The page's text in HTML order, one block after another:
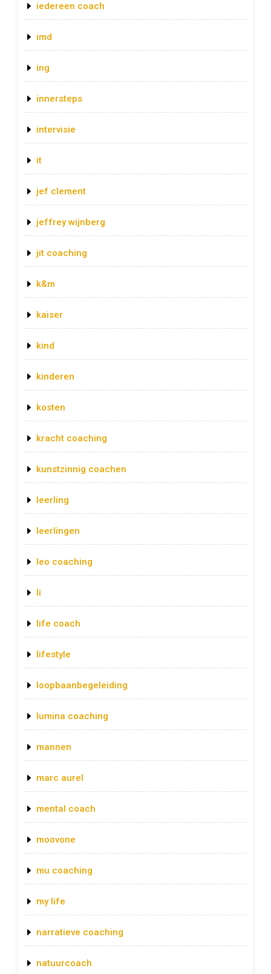
iedereen coach
imd
ing
innersteps
intervisie
it
jef clement
jeffrey wijnberg
jit coaching
k&m
kaiser
kind
kinderen
kosten
kracht coaching
kunstzinnig coachen
leerling
leerlingen
leo coaching
li
life coach
lifestyle
loopbaanbegeleiding
lumina coaching
mannen
marc aurel
mental coach
moovone
mu coaching
my life
narratieve coaching
natuurcoach